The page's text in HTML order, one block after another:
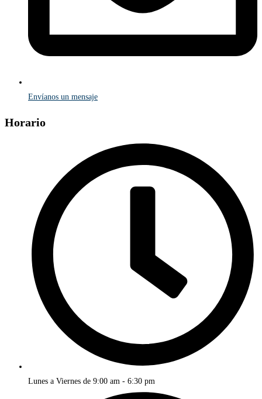
Envíanos un mensaje
Horario
Lunes a Viernes de 9:00 am - 6:30 pm